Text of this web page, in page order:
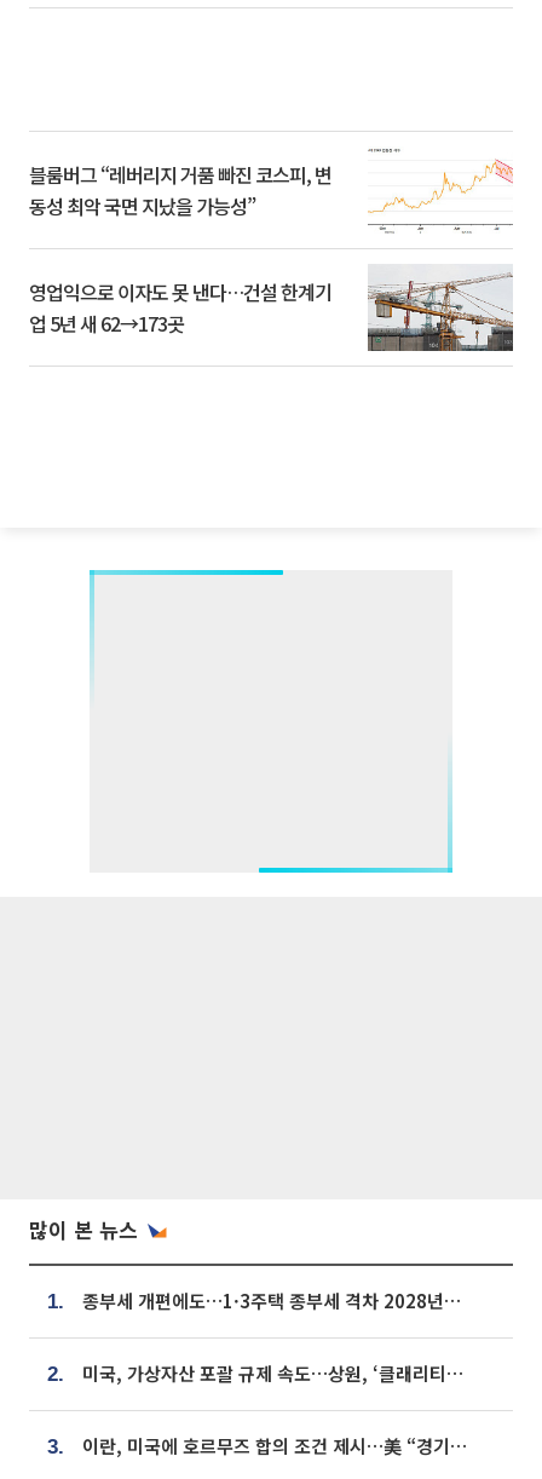
블룸버그 “레버리지 거품 빠진 코스피, 변
동성 최악 국면 지났을 가능성”
영업익으로 이자도 못 낸다…건설 한계기
업 5년 새 62→173곳
많이 본 뉴스
1. 종부세 개편에도…1·3주택 종부세 격차 2028년부터 확대
2. 미국, 가상자산 포괄 규제 속도…상원, ‘클래리티법’ 9월 절차투표 추진
3. 이란, 미국에 호르무즈 합의 조건 제시…美 “경기 아직 안 끝나” [종합]